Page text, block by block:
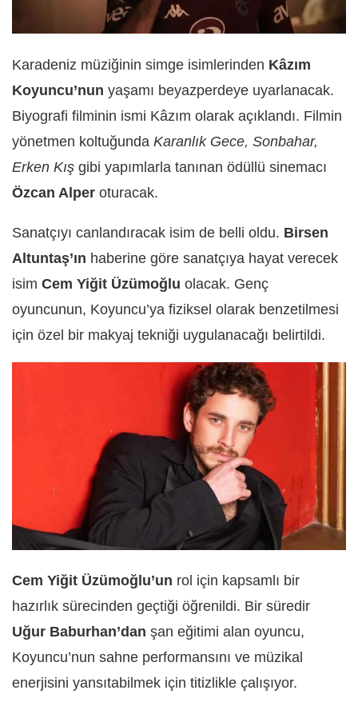
Karadeniz müziğinin simge isimlerinden Kâzım
Koyuncu’nun yaşamı beyazperdeye uyarlanacak.
Biyografi filminin ismi Kâzım olarak açıklandı. Filmin
yönetmen koltuğunda Karanlık Gece, Sonbahar,
Erken Kış gibi yapımlarla tanınan ödüllü sinemacı
Özcan Alper oturacak.
Sanatçıyı canlandıracak isim de belli oldu. Birsen
Altuntaş’ın haberine göre sanatçıya hayat verecek
isim Cem Yiğit Üzümoğlu olacak. Genç
oyuncunun, Koyuncu’ya fiziksel olarak benzetilmesi
için özel bir makyaj tekniği uygulanacağı belirtildi.
Cem Yiğit Üzümoğlu’un rol için kapsamlı bir
hazırlık sürecinden geçtiği öğrenildi. Bir süredir
Uğur Baburhan’dan şan eğitimi alan oyuncu,
Koyuncu’nun sahne performansını ve müzikal
enerjisini yansıtabilmek için titizlikle çalışıyor.